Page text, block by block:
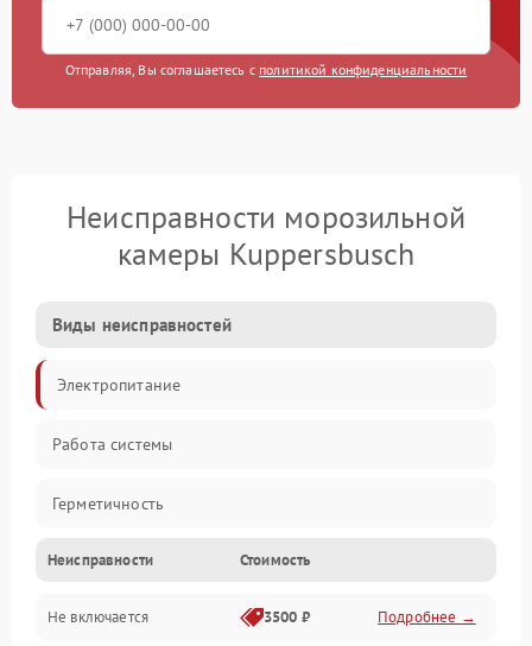
Отправляя, Вы соглашаетесь с политикой конфиденциальности
Неисправности морозильной
камеры Kuppersbusch
Виды неисправностей
Электропитание
Работа системы
Герметичность
Механика
Неисправности Стоимость
Не включается 3500 ₽ Подробнее →